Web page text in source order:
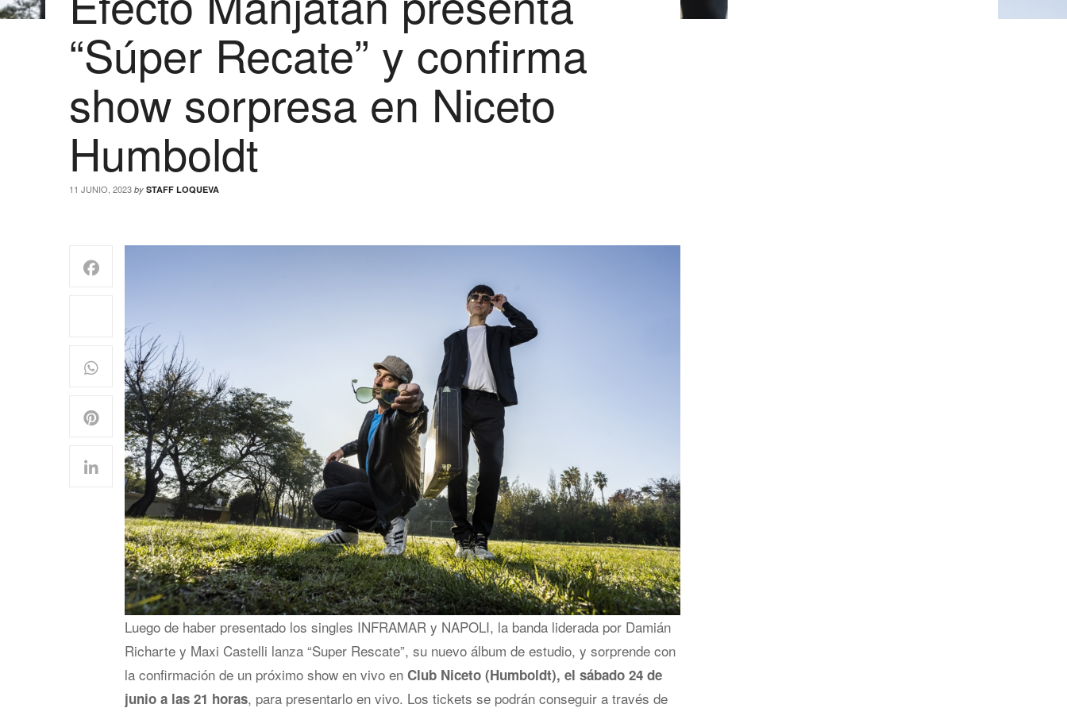
“Súper Recate” y confirma
show sorpresa en Niceto
Humboldt
11 JUNIO, 2023 by STAFF LOQUEVA
Luego de haber presentado los singles INFRAMAR y NAPOLI, la banda liderada por Damián
Richarte y Maxi Castelli lanza “Super Rescate”, su nuevo álbum de estudio, y sorprende con
la confirmación de un próximo show en vivo en Club Niceto (Humboldt), el sábado 24 de
junio a las 21 horas, para presentarlo en vivo. Los tickets se podrán conseguir a través de